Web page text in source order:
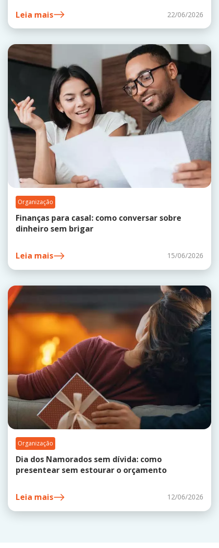
Leia mais 22/06/2026
Organização
Finanças para casal: como conversar sobre
dinheiro sem brigar
Leia mais 15/06/2026
Organização
Dia dos Namorados sem dívida: como
presentear sem estourar o orçamento
Leia mais 12/06/2026